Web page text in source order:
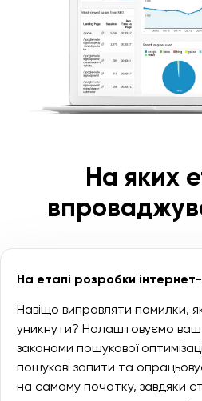
На яких
На етапі розробки
Навіщо виправляти помилки,
уникнути? Налаштовуємо ваш
законами пошукової
пошукові запити та
на самому початку, завдяки